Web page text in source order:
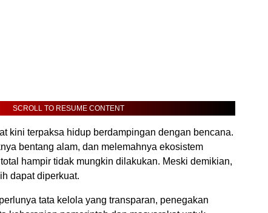
SCROLL TO RESUME CONTENT
kini terpaksa hidup berdampingan dengan bencana.
bentang alam, dan melemahnya ekosistem
hampir tidak mungkin dilakukan. Meski demikian,
dapat diperkuat.
tata kelola yang transparan, penegakan